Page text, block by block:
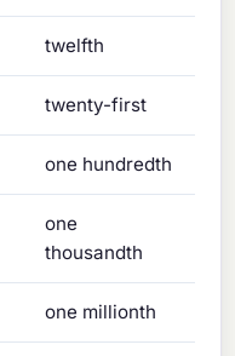
twelfth
twenty-first
one hundredth
one
thousandth
one millionth